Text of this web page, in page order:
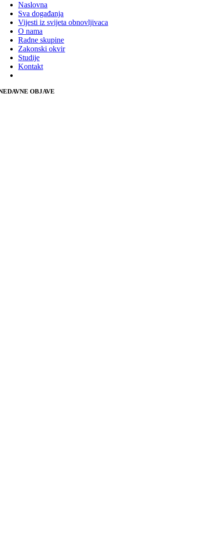
Naslovna
Sva događanja
Vijesti iz svijeta obnovljivaca
O nama
Radne skupine
Zakonski okvir
Studije
Kontakt
OBJAVE